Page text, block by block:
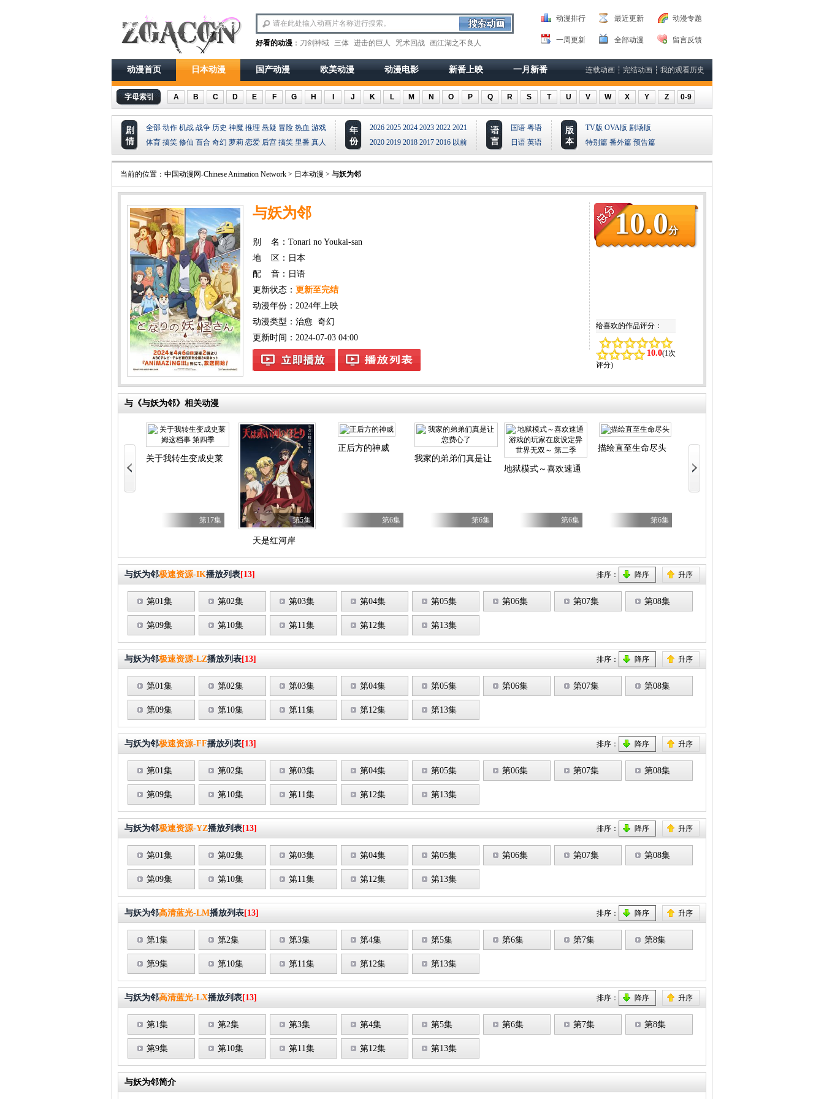
好看的动漫 ： 刀剑神域 三体 进击的巨人 咒术回战 画江湖之不良人
动漫排行 最近更新 动漫专题
一周更新 全部动漫 留言反馈
动漫首页 日本动漫 国产动漫 欧美动漫 动漫电影 新番上映 一月新番 连载动画 ┆ 完结动画 ┆ 我的观看历史
字母索引 A B C D E F G H J K L M N O P Q R S T U V W X Y Z 0-9
剧
情
全部 动作 机战 战争 历史 神魔 推理 悬疑 冒险 热血 游戏
体育 搞笑 修仙 百合 奇幻 萝莉 恋爱 后宫 搞笑 里番 真人
年
份
2026 2025 2024 2023 2022 2021
2020 2019 2018 2017 2016 以前
语
言
国语 粤语
日语 英语
版
本
TV版 OVA版 剧场版
特别篇 番外篇 预告篇
当前的位置： 中国动漫网-Chinese Animation Network > 日本动漫 > 与妖为邻
10.0分
给喜欢的作品评分：
10.0(1次
评分)
与妖为邻
别 名：Tonari no Youkai-san
地 区：日本
配 音：日语
更新状态： 更新至完结
动漫年份： 2024年上映
动漫类型： 治愈 奇幻
更新时间：2024-07-03 04:00
与《与妖为邻》相关动漫
BanG Dream! YUME∞MITA关于我转生变成史莱姆这档事 第四季
第17集
天是红河岸
第5集
正后方的神威
第6集
我家的弟弟们真是让您费心了
第6集
地狱模式～喜欢速通游戏的玩家在废设定异世界无双～ 第二季
第6集
描绘直至生命尽头
第6集
与妖为邻极速资源-IK播放列表[13] 排序： 降序 升序
第01集 第02集 第03集 第04集 第05集 第06集 第07集 第08集
第09集 第10集 第11集 第12集 第13集
与妖为邻极速资源-LZ播放列表[13] 排序： 降序 升序
第01集 第02集 第03集 第04集 第05集 第06集 第07集 第08集
第09集 第10集 第11集 第12集 第13集
与妖为邻极速资源-FF播放列表[13] 排序： 降序 升序
第01集 第02集 第03集 第04集 第05集 第06集 第07集 第08集
第09集 第10集 第11集 第12集 第13集
与妖为邻极速资源-YZ播放列表[13] 排序： 降序 升序
第01集 第02集 第03集 第04集 第05集 第06集 第07集 第08集
第09集 第10集 第11集 第12集 第13集
与妖为邻高清蓝光-LM播放列表[13] 排序： 降序 升序
第1集 第2集 第3集 第4集 第5集 第6集 第7集 第8集
第9集 第10集 第11集 第12集 第13集
与妖为邻高清蓝光-LX播放列表[13] 排序： 降序 升序
第1集 第2集 第3集 第4集 第5集 第6集 第7集 第8集
第9集 第10集 第11集 第12集 第13集
与妖为邻简介